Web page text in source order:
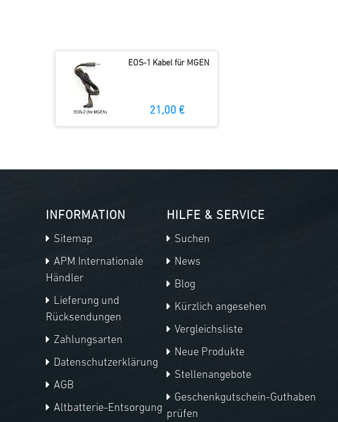
EOS-1 Kabel für MGEN
21,00 €
INFORMATION
Sitemap
APM Internationale
Händler
Lieferung und
Rücksendungen
Zahlungsarten
Datenschutzerklärung
AGB
Altbatterie-Entsorgung
HILFE & SERVICE
Suchen
News
Blog
Kürzlich angesehen
Vergleichsliste
Neue Produkte
Stellenangebote
Geschenkgutschein-Guthaben
prüfen